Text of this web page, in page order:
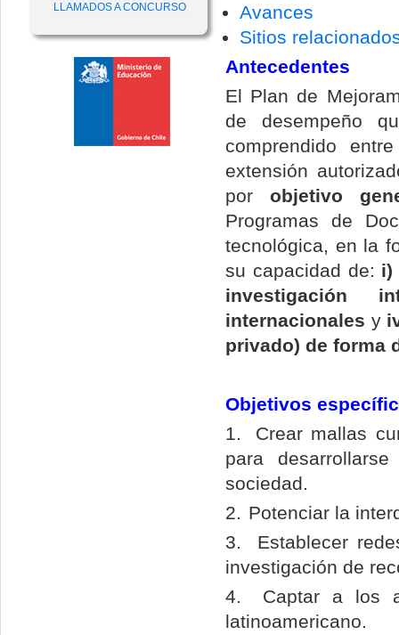
LLAMADOS A CONCURSO
Avances
Sitios
Antecedentes
El Plan de
de desempeño
comprendido
extensión
por objetivo
Programas de
tecnológica, en la
su capacidad de: i)
investigación
internacionales y
privado) de forma
Objetivos
1.
Crear mallas
para
sociedad.
2. Potenciar la
3.
Establecer
investigación de
4.
Captar a los
latinoamericano.